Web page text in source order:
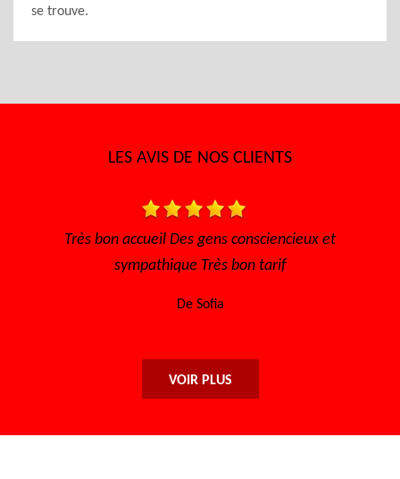
se trouve.
LES AVIS DE NOS CLIENTS
Très bon accueil Des gens consciencieux et
sympathique Très bon tarif
De Sofia
VOIR PLUS